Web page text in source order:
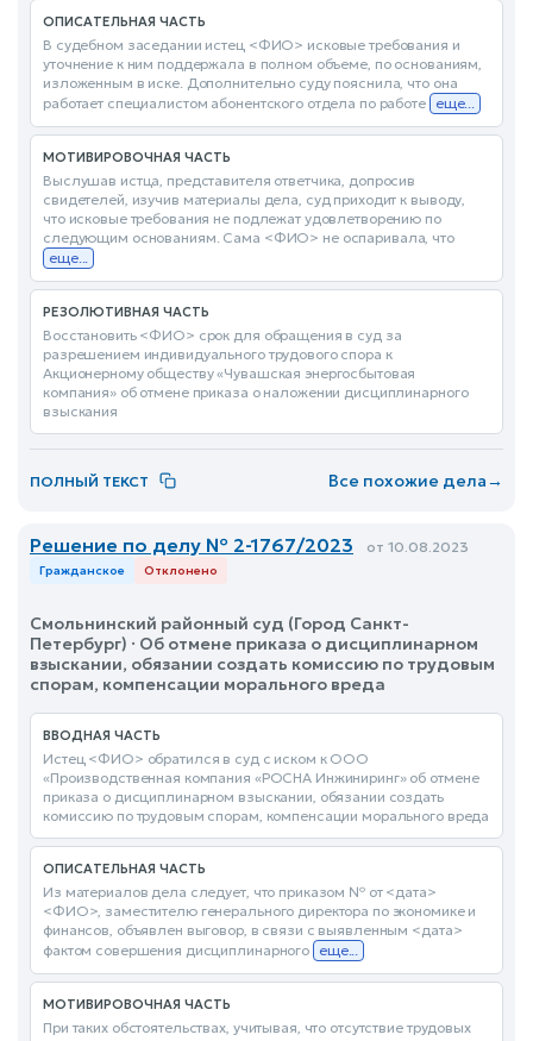
ОПИСАТЕЛЬНАЯ ЧАСТЬ
В судебном заседании истец <ФИО> исковые требования и
уточнение к ним поддержала в полном объеме, по основаниям,
изложенным в иске. Дополнительно суду пояснила, что она
работает специалистом абонентского отдела по работе еще...
МОТИВИРОВОЧНАЯ ЧАСТЬ
Выслушав истца, представителя ответчика, допросив
свидетелей, изучив материалы дела, суд приходит к выводу,
что исковые требования не подлежат удовлетворению по
следующим основаниям. Сама <ФИО> не оспаривала, что
еще...
РЕЗОЛЮТИВНАЯ ЧАСТЬ
Восстановить <ФИО> срок для обращения в суд за
разрешением индивидуального трудового спора к
Акционерному обществу «Чувашская энергосбытовая
компания» об отмене приказа о наложении дисциплинарного
взыскания
ПОЛНЫЙ ТЕКСТ Все похожие дела→
Решение по делу № 2-1767/2023 от 10.08.2023
Гражданское Отклонено
Смольнинский районный суд (Город Санкт-
Петербург) · Об отмене приказа о дисциплинарном
взыскании, обязании создать комиссию по трудовым
спорам, компенсации морального вреда
ВВОДНАЯ ЧАСТЬ
Истец <ФИО> обратился в суд с иском к ООО
«Производственная компания «РОСНА Инжиниринг» об отмене
приказа о дисциплинарном взыскании, обязании создать
комиссию по трудовым спорам, компенсации морального вреда
ОПИСАТЕЛЬНАЯ ЧАСТЬ
Из материалов дела следует, что приказом № от <дата>
<ФИО>, заместителю генерального директора по экономике и
финансов, объявлен выговор, в связи с выявленным <дата>
фактом совершения дисциплинарного еще...
МОТИВИРОВОЧНАЯ ЧАСТЬ
При таких обстоятельствах, учитывая, что отсутствие трудовых